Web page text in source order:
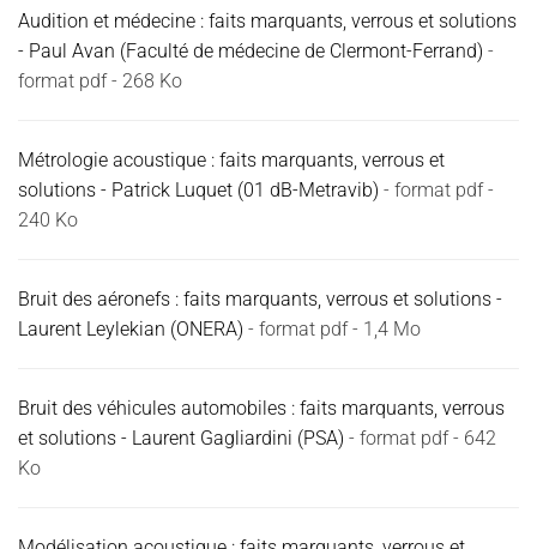
Audition et médecine : faits marquants, verrous et solutions
- Paul Avan (Faculté de médecine de Clermont-Ferrand) -
format pdf - 268 Ko
Métrologie acoustique : faits marquants, verrous et
solutions - Patrick Luquet (01 dB-Metravib) - format pdf -
240 Ko
Bruit des aéronefs : faits marquants, verrous et solutions -
Laurent Leylekian (ONERA) - format pdf - 1,4 Mo
Bruit des véhicules automobiles : faits marquants, verrous
et solutions - Laurent Gagliardini (PSA) - format pdf - 642
Ko